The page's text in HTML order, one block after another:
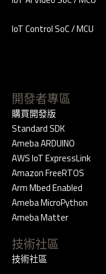
IoT Control SoC / MCU
開發者專區
購買開發版
Standard SDK
Ameba ARDUINO
AWS IoT ExpressLink
Amazon FreeRTOS
Arm Mbed Enabled
Ameba MicroPython
Ameba Matter
技術社區
技術社區